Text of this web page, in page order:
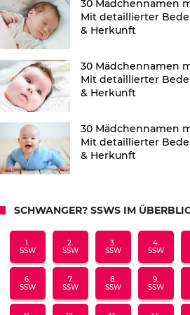
30 Mädchennamen
Mit detaillierter
& Herkunft
30 Mädchennamen
Mit detaillierter
& Herkunft
30 Mädchennamen
Mit detaillierter
& Herkunft
SCHWANGER? SSWS IM
1.
SSW
2.
SSW
3.
SSW
4.
SSW
6.
SSW
7.
SSW
8.
SSW
9.
SSW